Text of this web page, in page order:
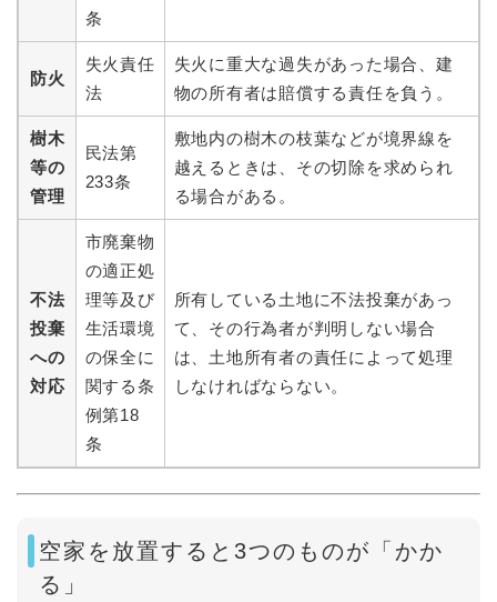
条
防火
失火責任
法
失火に重大な過失があった場合、建
物の所有者は賠償する責任を負う。
樹木
等の
管理
民法第
233条
敷地内の樹木の枝葉などが境界線を
越えるときは、その切除を求められ
る場合がある。
不法
投棄
への
対応
市廃棄物
の適正処
理等及び
生活環境
の保全に
関する条
例第18
条
所有している土地に不法投棄があっ
て、その行為者が判明しない場合
は、土地所有者の責任によって処理
しなければならない。
空家を放置すると3つのものが「かか
る」